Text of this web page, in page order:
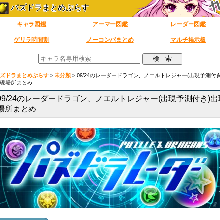
パズドラまとめぷらす
キャラ図鑑 アーマー図鑑 レーダー図鑑
ゲリラ時間割 ノーコンパまとめ マルチ掲示板
ドラまとめぷらす > 未分類 > 09/24のレーダードラゴン、ノエルトレジャー(出現予測付
場所まとめ
24のレーダードラゴン、ノエルトレジャー(出現予測付き)出
所まとめ